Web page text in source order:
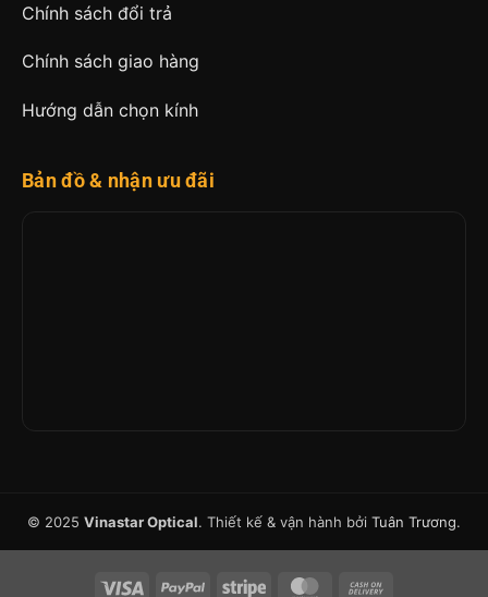
Chính sách đổi trả
Chính sách giao hàng
Hướng dẫn chọn kính
Bản đồ & nhận ưu đãi
© 2025 Vinastar Optical. Thiết kế & vận hành bởi Tuân Trương.
Visa PayPal Stripe MasterCard